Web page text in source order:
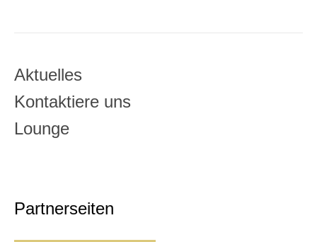
Aktuelles
Kontaktiere uns
Lounge
Partnerseiten